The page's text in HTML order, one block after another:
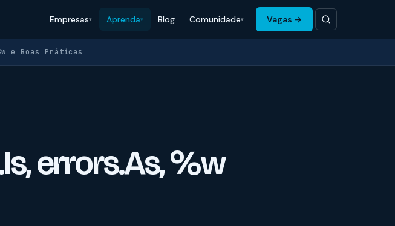
Empresas Aprenda Blog Comunidade Vagas →
e Boas Práticas
errors.As, %w